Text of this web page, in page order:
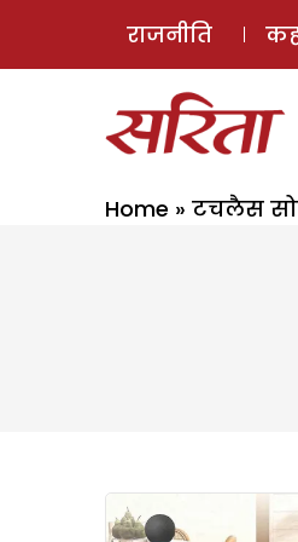
राजनीति
Home » टचलैस